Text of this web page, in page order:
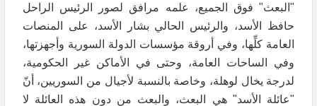
"البعث" فوق الجميع، علمه مرافق لصور الرئيس الراحل
حافظ الأسد، والرئيس الحالي بشار الأسد، على المنصات
العامة كلِّها، وفي أروقة مؤسسات الدولة السورية وأجهزتها،
وفي الساحات العامة، وحتى في الأماكن غير الحكومية،
لدرجة يخال لوهلة، وخاصة بالنسبة لأجيال من السوريين، أنّ
"عائلة الأسد" هي البعث، والبعث من دون هذه العائلة لا